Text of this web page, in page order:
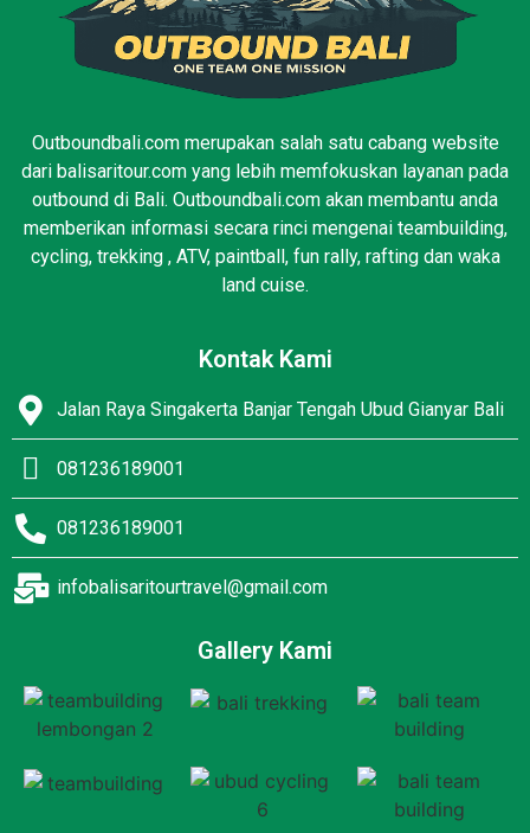
Outboundbali.com merupakan salah satu cabang website
dari balisaritour.com yang lebih memfokuskan layanan pada
outbound di Bali. Outboundbali.com akan membantu anda
memberikan informasi secara rinci mengenai teambuilding,
cycling, trekking , ATV, paintball, fun rally, rafting dan waka
land cuise.
Kontak Kami
Jalan Raya Singakerta Banjar Tengah Ubud Gianyar Bali
081236189001
081236189001
infobalisaritourtravel@gmail.com
Gallery Kami